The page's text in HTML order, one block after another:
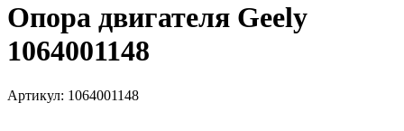
Опора двигателя Geely
1064001148
Артикул: 1064001148